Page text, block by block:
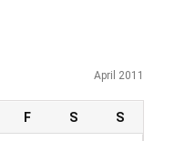
April 2011
F S S